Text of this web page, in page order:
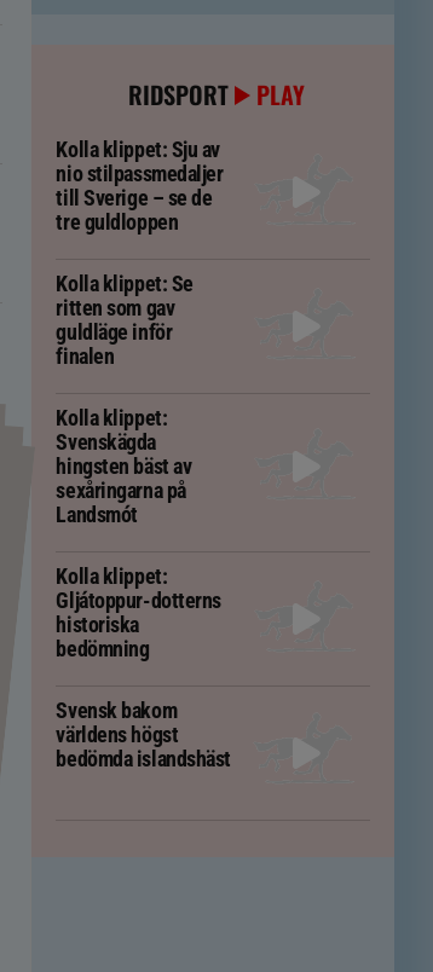
RIDSPORT PLAY
Kolla klippet: Sju av
nio stilpassmedaljer
till Sverige – se de
tre guldloppen
Kolla klippet: Se
ritten som gav
guldläge inför
finalen
Kolla klippet:
Svenskägda
hingsten bäst av
sexåringarna på
Landsmót
Kolla klippet:
Gljátoppur-dotterns
historiska
bedömning
Svensk bakom
världens högst
bedömda islandshäst